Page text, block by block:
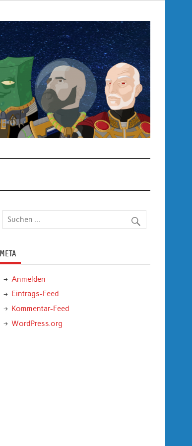
META
Anmelden
Eintrags-Feed
Kommentar-Feed
WordPress.org